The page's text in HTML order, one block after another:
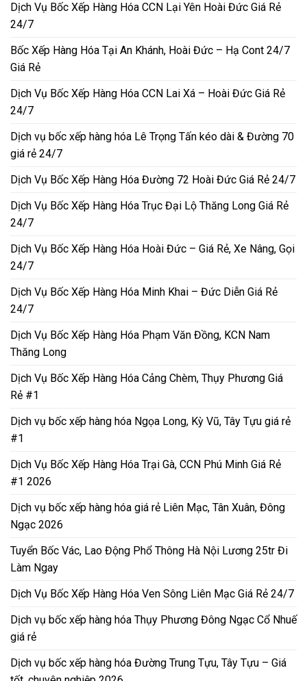
Dịch Vụ Bốc Xếp Hàng Hóa CCN Lại Yên Hoài Đức Giá Rẻ
24/7
Bốc Xếp Hàng Hóa Tại An Khánh, Hoài Đức – Hạ Cont 24/7
Giá Rẻ
Dịch Vụ Bốc Xếp Hàng Hóa CCN Lai Xá – Hoài Đức Giá Rẻ
24/7
Dịch vụ bốc xếp hàng hóa Lê Trọng Tấn kéo dài & Đường 70
giá rẻ 24/7
Dịch Vụ Bốc Xếp Hàng Hóa Đường 72 Hoài Đức Giá Rẻ 24/7
Dịch Vụ Bốc Xếp Hàng Hóa Trục Đại Lộ Thăng Long Giá Rẻ
24/7
Dịch Vụ Bốc Xếp Hàng Hóa Hoài Đức – Giá Rẻ, Xe Nâng, Gọi
24/7
Dịch Vụ Bốc Xếp Hàng Hóa Minh Khai – Đức Diễn Giá Rẻ
24/7
Dịch Vụ Bốc Xếp Hàng Hóa Phạm Văn Đồng, KCN Nam
Thăng Long
Dịch Vụ Bốc Xếp Hàng Hóa Cảng Chèm, Thụy Phương Giá
Rẻ #1
Dịch vụ bốc xếp hàng hóa Ngọa Long, Kỳ Vũ, Tây Tựu giá rẻ
#1
Dịch Vụ Bốc Xếp Hàng Hóa Trại Gà, CCN Phú Minh Giá Rẻ
#1 2026
Dịch vụ bốc xếp hàng hóa giá rẻ Liên Mạc, Tân Xuân, Đông
Ngạc 2026
Tuyển Bốc Vác, Lao Động Phổ Thông Hà Nội Lương 25tr Đi
Làm Ngay
Dịch Vụ Bốc Xếp Hàng Hóa Ven Sông Liên Mạc Giá Rẻ 24/7
Dịch vụ bốc xếp hàng hóa Thụy Phương Đông Ngạc Cổ Nhuế
giá rẻ
Dịch vụ bốc xếp hàng hóa Đường Trung Tựu, Tây Tựu – Giá